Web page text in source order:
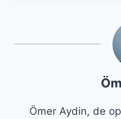
Ömer Aydin, de